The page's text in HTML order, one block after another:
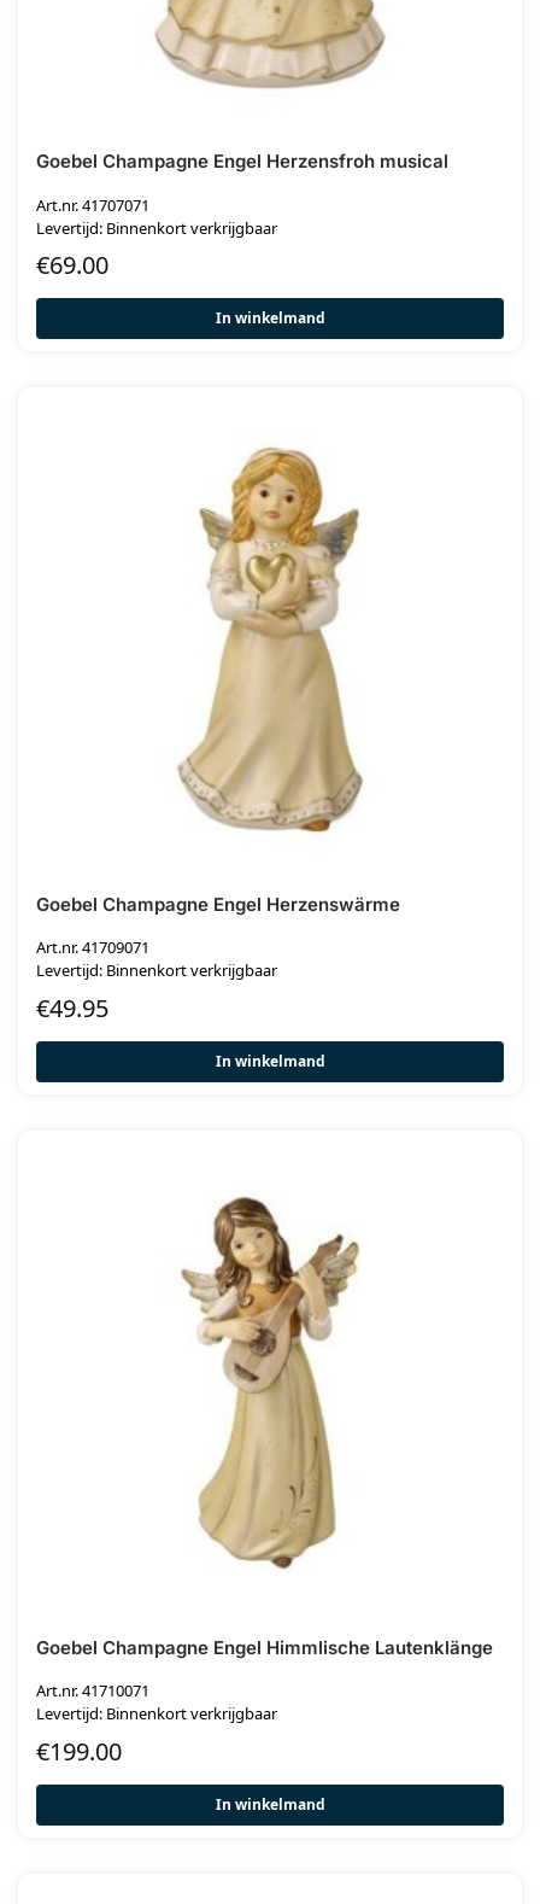
Goebel Champagne Engel Herzensfroh musical
Art.nr. 41707071
Levertijd: Binnenkort verkrijgbaar
€69.00
In winkelmand
Goebel Champagne Engel Herzenswärme
Art.nr. 41709071
Levertijd: Binnenkort verkrijgbaar
€49.95
In winkelmand
Goebel Champagne Engel Himmlische Lautenklänge
Art.nr. 41710071
Levertijd: Binnenkort verkrijgbaar
€199.00
In winkelmand